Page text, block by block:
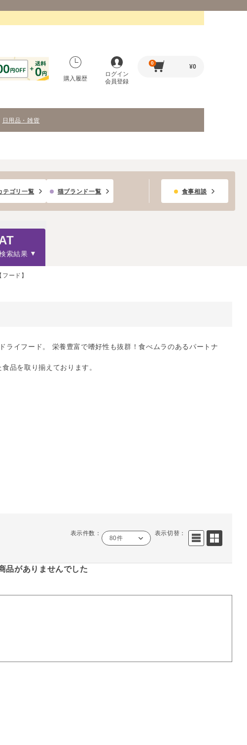
購入履歴
ログイン
会員登録
0
¥0
日用品・雑貨
テゴリ一覧 猫ブランド一覧 食事相談
索結果
ード】
イフード。 栄養豊富で嗜好性も抜群！食べムラのあるパートナ
品を取り揃えております。
表示件数：
80件
表示切替：
品がありませんでした